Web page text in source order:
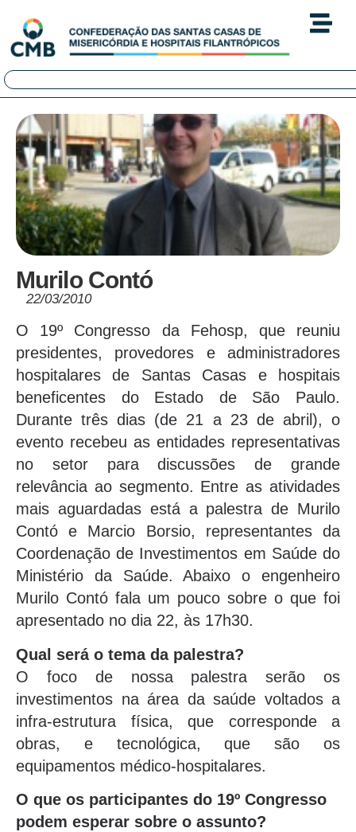
Murilo Contó
22/03/2010
O 19º Congresso da Fehosp, que reuniu
presidentes, provedores e administradores
hospitalares de Santas Casas e hospitais
beneficentes do Estado de São Paulo.
Durante três dias (de 21 a 23 de abril), o
evento recebeu as entidades representativas
no setor para discussões de grande
relevância ao segmento. Entre as atividades
mais aguardadas está a palestra de Murilo
Contó e Marcio Borsio, representantes da
Coordenação de Investimentos em Saúde do
Ministério da Saúde. Abaixo o engenheiro
Murilo Contó fala um pouco sobre o que foi
apresentado no dia 22, às 17h30.
Qual será o tema da palestra?
O foco de nossa palestra serão os
investimentos na área da saúde voltados a
infra-estrutura física, que corresponde a
obras, e tecnológica, que são os
equipamentos médico-hospitalares.
O que os participantes do 19º Congresso
podem esperar sobre o assunto?